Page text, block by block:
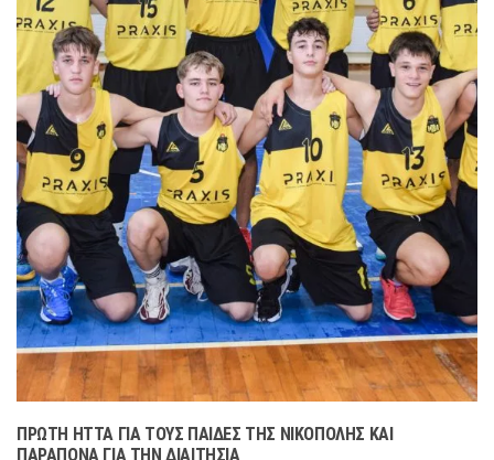
ΠΡΏΤΗ ΉΤΤΑ ΓΙΑ ΤΟΥΣ ΠΑΊΔΕΣ ΤΗΣ ΝΙΚΌΠΟΛΗΣ ΚΑΙ
ΠΑΡΆΠΟΝΑ ΓΙΑ ΤΗΝ ΔΙΑΙΤΗΣΊΑ